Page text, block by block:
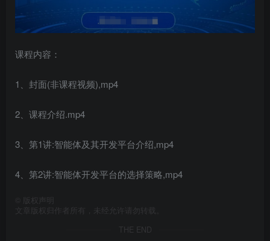
课程内容：
1、封面(非课程视频),mp4
2、课程介绍.mp4
3、第1讲:智能体及其开发平台介绍,mp4
4、第2讲:智能体开发平台的选择策略,mp4
版权声明
文章版权归作者所有，未经允许请勿转载。
THE END